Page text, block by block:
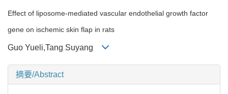
Effect of liposome-mediated vascular endothelial growth factor
gene on ischemic skin flap in rats
Guo Yueli,Tang Suyang
摘要/Abstract